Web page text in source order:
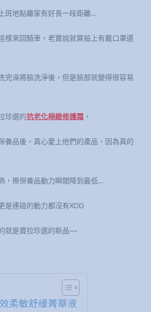
班地點離家有好長一段距離…
樣來回騎車，老實說就算臉上有戴口罩還
完澡將臉洗淨後，但是臉部就變得很容易
珍選的抗老化極緻修護霜，
養品後，真心愛上他們的產品，因為真的
，擦保養品動力瞬間降到最低…
是連碰的動力都沒有XDD
就是寶拉珍選的新品~~
柔敏舒緩菁華液